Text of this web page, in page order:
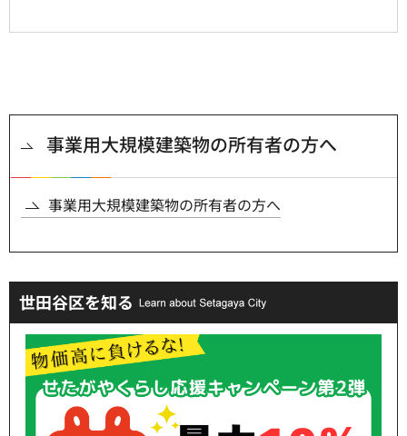
事業用大規模建築物の所有者の方へ
事業用大規模建築物の所有者の方へ
世田谷区を知る